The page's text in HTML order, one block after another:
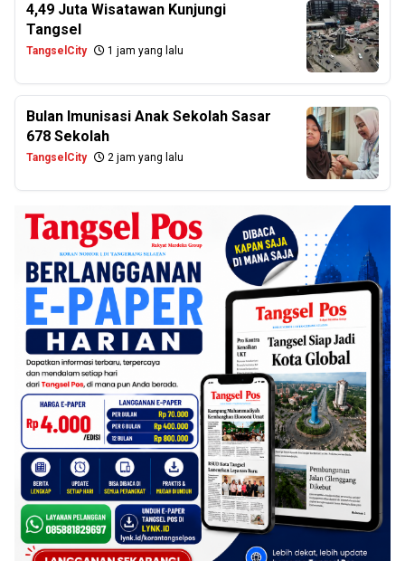
4,49 Juta Wisatawan Kunjungi
Tangsel
TangselCity 1 jam yang lalu
Bulan Imunisasi Anak Sekolah Sasar
678 Sekolah
TangselCity 2 jam yang lalu